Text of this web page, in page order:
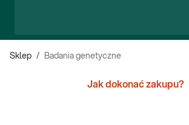
Sklep / Badania genetyczne
Jak dokonać zakupu?